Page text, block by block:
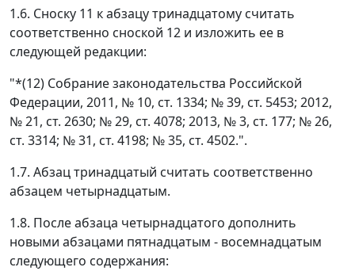
1.6. Сноску 11 к абзацу тринадцатому считать
соответственно сноской 12 и изложить ее в
следующей редакции:
"*(12) Собрание законодательства Российской
Федерации, 2011, № 10, ст. 1334; № 39, ст. 5453; 2012,
№ 21, ст. 2630; № 29, ст. 4078; 2013, № 3, ст. 177; № 26,
ст. 3314; № 31, ст. 4198; № 35, ст. 4502.".
1.7. Абзац тринадцатый считать соответственно
абзацем четырнадцатым.
1.8. После абзаца четырнадцатого дополнить
новыми абзацами пятнадцатым - восемнадцатым
следующего содержания: